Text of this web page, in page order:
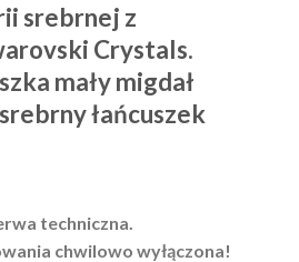
srebrnej z
Crystals.
mały migdał
łańcuszek
techniczna.
chwilowo wyłączona!